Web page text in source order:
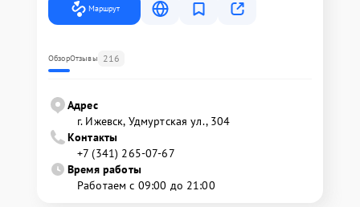
Маршрут
ОбзорОтзывы 216
Адрес
г. Ижевск, Удмуртская ул., 304
Контакты
+7 (341) 265-07-67
Время работы
Работаем с 09:00 до 21:00